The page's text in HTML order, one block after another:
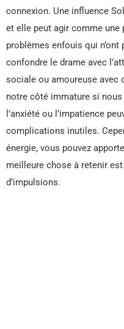
connexion. Une influence
et elle peut agir comme une
problèmes enfouis qui
confondre le drame avec
sociale ou amoureuse avec
notre côté immature si
l’anxiété ou l’impatience
complications inutiles.
énergie, vous pouvez
meilleure chose à retenir
d’impulsions.